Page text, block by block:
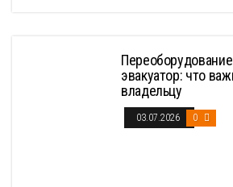
эвакуатор: что
владельцу
03.07.2026 0